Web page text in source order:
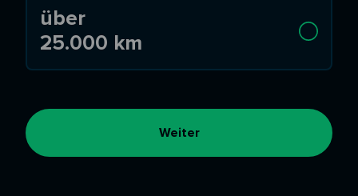
über
25.000 km
Weiter